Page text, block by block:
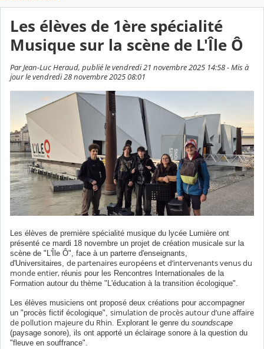
Les élèves de 1ère spécialité
Musique sur la scène de L'Île Ô
Par Jean-Luc Heraud, publié le vendredi 21 novembre 2025 14:58 - Mis à
jour le vendredi 28 novembre 2025 08:01
Les élèves de première spécialité musique du lycée Lumière ont
présenté ce mardi 18 novembre un projet de création musicale sur la
scène de "L'Île Ô", face à un parterre d'enseignants,
d'Universitaires, de partenaires européens et d’intervenants venus du
monde entier, réunis pour les Rencontres Internationales de la
Formation autour du thème "L'éducation à la transition écologique".
Les élèves musiciens ont proposé deux créations pour accompagner
un "procès fictif écologique", simulation de procès autour d’une affaire
de pollution majeure du Rhin . Explorant le genre du soundscape
(paysage sonore), ils ont apporté un éclairage sonore à la question du
"fleuve en souffrance".